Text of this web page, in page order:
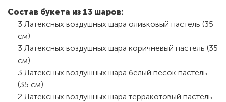
Состав букета из 13 шаров:
3 Латексных воздушных шара оливковый пастель (35
см)
3 Латексных воздушных шара коричневый пастель (35
см)
3 Латексных воздушных шара белый песок пастель
(35 см)
2 Латексных воздушных шара терракотовый пастель